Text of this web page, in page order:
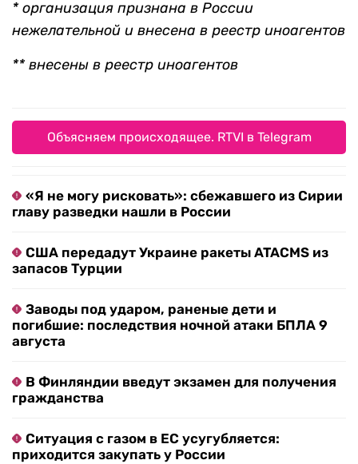
* организация признана в России
нежелательной и внесена в реестр иноагентов
** внесены в реестр иноагентов
Объясняем происходящее. RTVI в Telegram
«Я не могу рисковать»: сбежавшего из Сирии
главу разведки нашли в России
США передадут Украине ракеты ATACMS из
запасов Турции
Заводы под ударом, раненые дети и
погибшие: последствия ночной атаки БПЛА 9
августа
В Финляндии введут экзамен для получения
гражданства
Ситуация с газом в ЕС усугубляется:
приходится закупать у России